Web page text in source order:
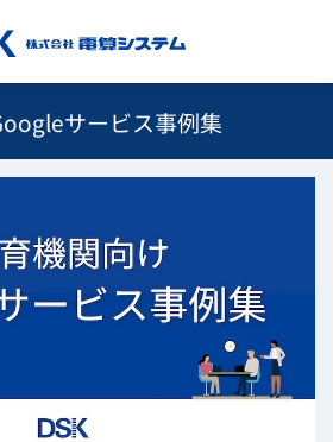
サービス事例集